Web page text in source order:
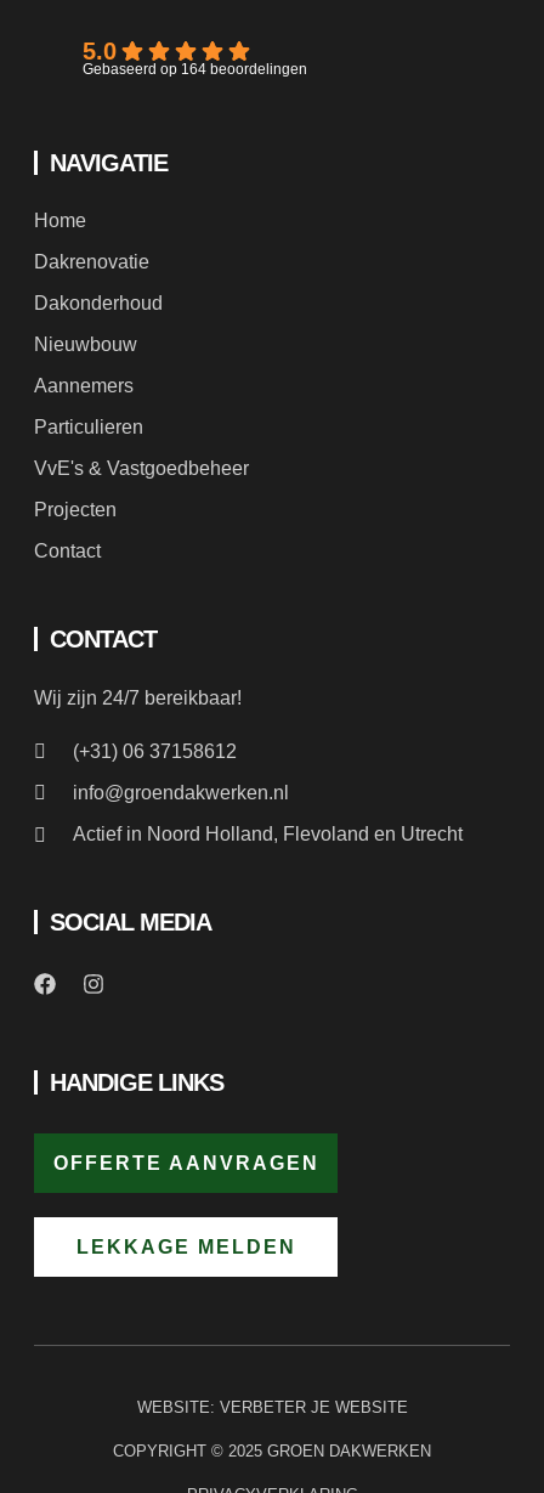
5.0
Gebaseerd op 164 beoordelingen
NAVIGATIE
Home
Dakrenovatie
Dakonderhoud
Nieuwbouw
Aannemers
Particulieren
VvE's & Vastgoedbeheer
Projecten
Contact
CONTACT
Wij zijn 24/7 bereikbaar!
(+31) 06 37158612
info@groendakwerken.nl
Actief in Noord Holland, Flevoland en Utrecht
SOCIAL MEDIA
HANDIGE LINKS
OFFERTE AANVRAGEN
LEKKAGE MELDEN
COPYRIGHT © 2025 GROEN DAKWERKEN
WEBSITE: VERBETER JE WEBSITE